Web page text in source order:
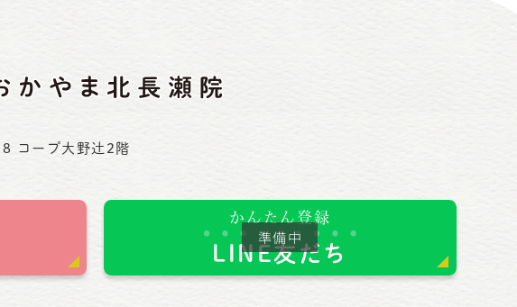
コープ大野辻2階
かんたん登録
LINE友だち